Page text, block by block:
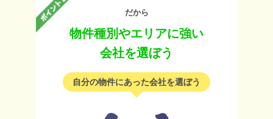
だから
物件種別やエリアに強い
会社を選ぼう
自分の物件にあった会社を選ぼう